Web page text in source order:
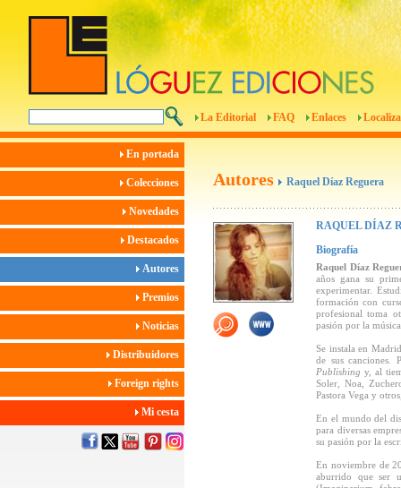
La Editorial FAQ Enlaces
En portada
Colecciones
Novedades
Destacados
Autores
Premios
Noticias
Distribuidores
Foreign rights
Mi cesta
Autores Raquel Díaz Reguera
RAQUEL DÍAZ
Biografía
Raquel Díaz
años gana su
experimentar.
formación con
profesional toma
pasión por la
Se instala en
de sus
Publishing y, al
Soler, Noa,
Pastora Vega y
En el mundo del
para diversas
su pasión por la
En noviembre de
aburrido que ser